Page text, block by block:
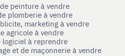
peinture à vendre
plomberie à vendre
marketing à vendre
agricole à vendre
logiciel à reprendre
et de maçonnerie à vendre